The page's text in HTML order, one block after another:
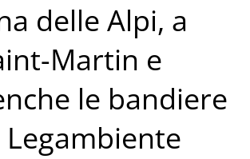
delle Alpi, a
Martin e
le bandiere